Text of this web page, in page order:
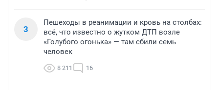
3
Пешеходы в реанимации и кровь на столбах:
всё, что известно о жутком ДТП возле
«Голубого огонька» — там сбили семь
человек
8 211 16